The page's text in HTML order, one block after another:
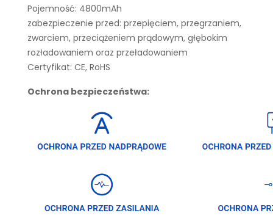
Pojemność: 4800mAh
zabezpieczenie przed: przepięciem, przegrzaniem,
zwarciem, przeciążeniem prądowym, głębokim
rozładowaniem oraz przeładowaniem
Certyfikat: CE, RoHS
Ochrona bezpieczeństwa: